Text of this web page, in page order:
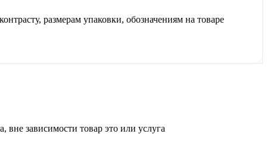
размерам упаковки, обозначениям на товаре
зависимости товар это или услуга